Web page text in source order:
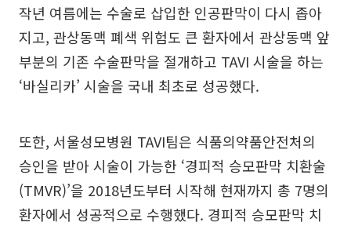
작년 여름에는 수술로 삽입한 인공판막이 다시 좁아
지고, 관상동맥 폐색 위험도 큰 환자에서 관상동맥 앞
부분의 기존 수술판막을 절개하고 TAVI 시술을 하는
‘바실리카’ 시술을 국내 최초로 성공했다.
또한, 서울성모병원 TAVI팀은 식품의약품안전처의
승인을 받아 시술이 가능한 ‘경피적 승모판막 치환술
(TMVR)’을 2018년도부터 시작해 현재까지 총 7명의
환자에서 성공적으로 수행했다. 경피적 승모판막 치